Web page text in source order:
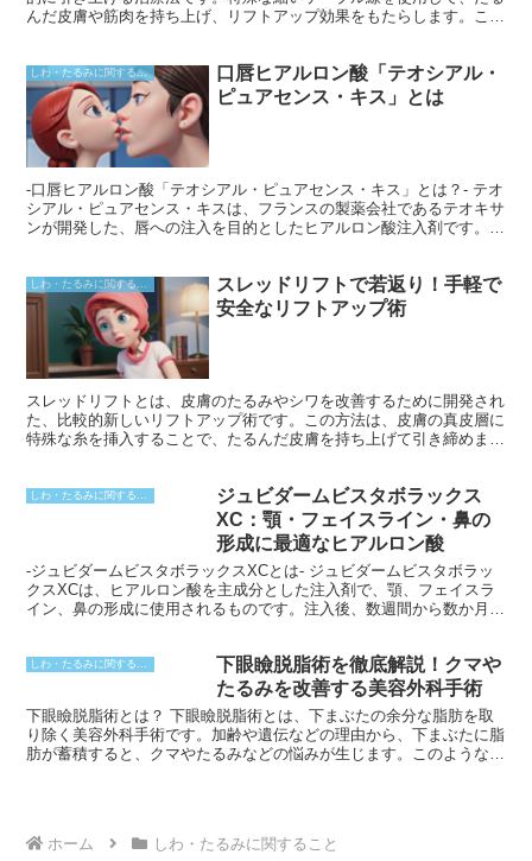
んだ皮膚や筋肉を持ち上げ、リフトアップ効果をもたらします。この
しわ・たるみに関すること
口唇ヒアルロン酸「テオシアル・
ピュアセンス・キス」とは
-口唇ヒアルロン酸「テオシアル・ピュアセンス・キス」とは？- テオ
シアル・ピュアセンス・キスは、フランスの製薬会社であるテオキサ
ンが開発した、唇への注入を目的としたヒアルロン酸注入剤です。ヒ
に自然なボリュームとふっくら感を与えるように設計されており、左
右のバランスを整え、口角を上げて魅力的な口元を実現します。
スレッドリフトで若返り！手軽で
安全なリフトアップ術
スレッドリフトとは、皮膚のたるみやシワを改善するために開発され
た、比較的新しいリフトアップ術です。この方法は、皮膚の真皮層に
特殊な糸を挿入することで、たるんだ皮膚を持ち上げて引き締めま
ムやリスクが比較的低く、手軽で安全なリフトアップ術として人気が
ジュビダームビスタボラックス
XC：顎・フェイスライン・鼻の
形成に最適なヒアルロン酸
-ジュビダームビスタボラックスXCとは- ジュビダームビスタボラッ
クスXCは、ヒアルロン酸を主成分とした注入剤で、顎、フェイスラ
イン、鼻の形成に使用されるものです。注入後、数週間から数か月で
の異なる濃度の製品が用意されていることが挙げられます。高い濃度
のジュビダームビスタボラックスXC Volift Retouchは顎やフェイスラ
インの輪郭を形成するために使用され、中程度の濃度のジュビダーム
ビスタボラックスXC Volbellaは唇のふっくら感や小じわの改善に適
しています。また、低い濃度のジュビダームビスタボラックスXC
Volumaは鼻の形成や頬のボリュームアップに使用され、自然な仕上
しわ・たるみに関すること
下眼瞼脱脂術を徹底解説！クマや
たるみを改善する美容外科手術
下眼瞼脱脂術とは？ 下眼瞼脱脂術とは、下まぶたの余分な脂肪を取
り除く美容外科手術です。加齢や遺伝などの理由から、下まぶたに脂
肪が蓄積すると、クマやたるみなどの悩みが生じます。このような場
ホーム しわ・たるみに関すること